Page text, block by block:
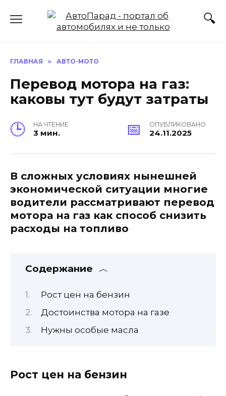
содержанию
ГЛАВНАЯ » АВТО-МОТО
Перевод мотора на газ:
каковы тут будут затраты
НА ЧТЕНИЕ
3 мин.
ОПУБЛИКОВАНО
24.11.2025
В сложных условиях нынешней
экономической ситуации многие
водители рассматривают перевод
мотора на газ как способ снизить
расходы на топливо
Содержание
Рост цен на бензин
Достоинства мотора на газе
Нужны особые масла
Рост цен на бензин